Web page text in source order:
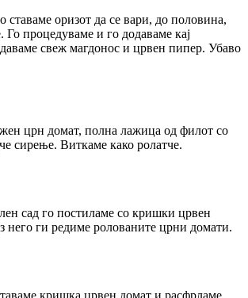
ставаме оризот да се вари, до половина,
Го процедуваме и го додаваме кај
свеж магдонос и црвен пипер. Убаво
црн домат, полна лажица од филот со
сирење. Виткаме како ролатче.
сад го постиламе со кришки црвен
него ги редиме ролованите црни домати.
кришка црвен домат и расфрламе